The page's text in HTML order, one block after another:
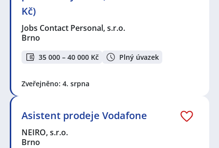
Kč)
Jobs Contact Personal, s.r.o.
Brno
35 000 – 40 000 Kč Plný úvazek
Zveřejněno: 4. srpna
Asistent prodeje Vodafone
NEIRO, s.r.o.
Brno